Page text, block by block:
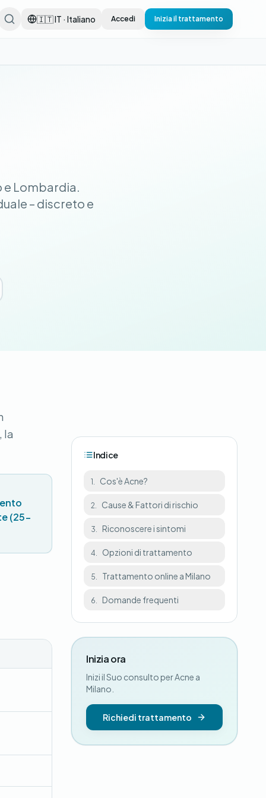
🇮🇹 IT · Italiano Accedi Inizia il trattamento
e Lombardia.
– discreto e
la
(25-
Indice
1. Cos'è Acne?
2. Cause & Fattori di rischio
3. Riconoscere i sintomi
4. Opzioni di trattamento
5. Trattamento online a Milano
6. Domande frequenti
Inizia ora
Inizi il Suo consulto per Acne a
Milano.
Richiedi trattamento